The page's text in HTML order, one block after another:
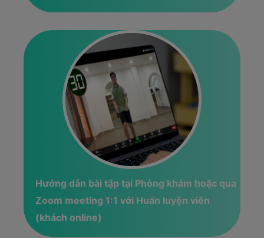
Hướng dẫn bài tập tại Phòng khám hoặc qua
Zoom meeting 1:1 với Huấn luyện viên
(khách online)